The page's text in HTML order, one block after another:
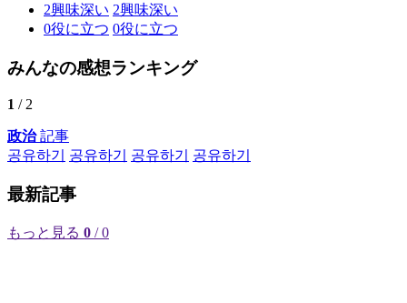
2興味深い 2興味深い
0役に立つ 0役に立つ
みんなの感想ランキング
1 / 2
政治記事
공유하기
공유하기 공유하기 공유하기
最新記事
もっと見る 0 / 0